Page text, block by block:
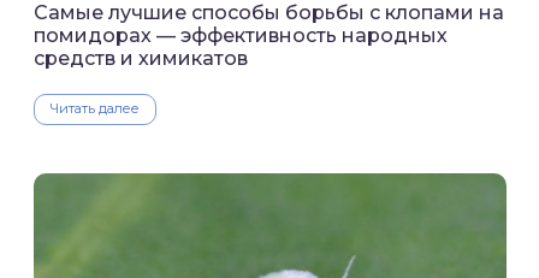
Самые лучшие способы борьбы с клопами на
помидорах — эффективность народных
средств и химикатов
Читать далее